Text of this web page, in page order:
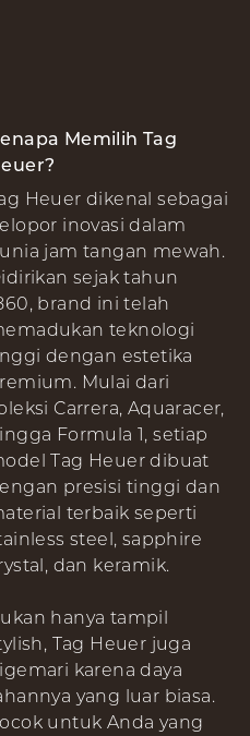
Memilih Tag
Heuer dikenal sebagai
inovasi dalam
jam tangan mewah.
sejak tahun
brand ini telah
teknologi
dengan estetika
Mulai dari
Carrera, Aquaracer,
Formula 1, setiap
Tag Heuer dibuat
presisi tinggi dan
terbaik seperti
steel, sapphire
dan keramik.
hanya tampil
Tag Heuer juga
karena daya
yang luar biasa.
untuk Anda yang